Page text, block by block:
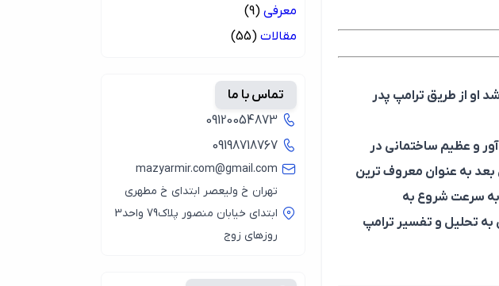
او از طریق ترامپ پدر
و عظیم ساختمانی در
به سرعت شروع به
به تحلیل و تفسیر ترامپ
معرفی (9)
مقالات (55)
تماس با ما
09120054873
09198718767
mazyarmir.com@gmail.com
تهران خ ولیعصر ابتدای خ مطهری
ابتدای خیابان منصور پلاک79 واحد3
روزهای زوج